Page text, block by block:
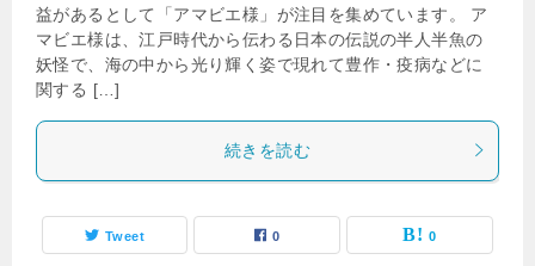
益があるとして「アマビエ様」が注目を集めています。 ア
マビエ様は、江戸時代から伝わる日本の伝説の半人半魚の
妖怪で、海の中から光り輝く姿で現れて豊作・疫病などに
関する […]
続きを読む
Tweet 0 0